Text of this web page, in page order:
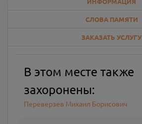
СЛОВА ПАМЯТИ
ЗАКАЗАТЬ УСЛУГУ
В этом месте также
захоронены:
Переверзев Михаил Борисович